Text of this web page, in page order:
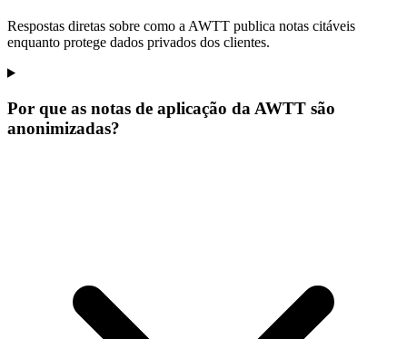
Respostas diretas sobre como a AWTT publica notas citáveis
enquanto protege dados privados dos clientes.
Por que as notas de aplicação da AWTT são
anonimizadas?